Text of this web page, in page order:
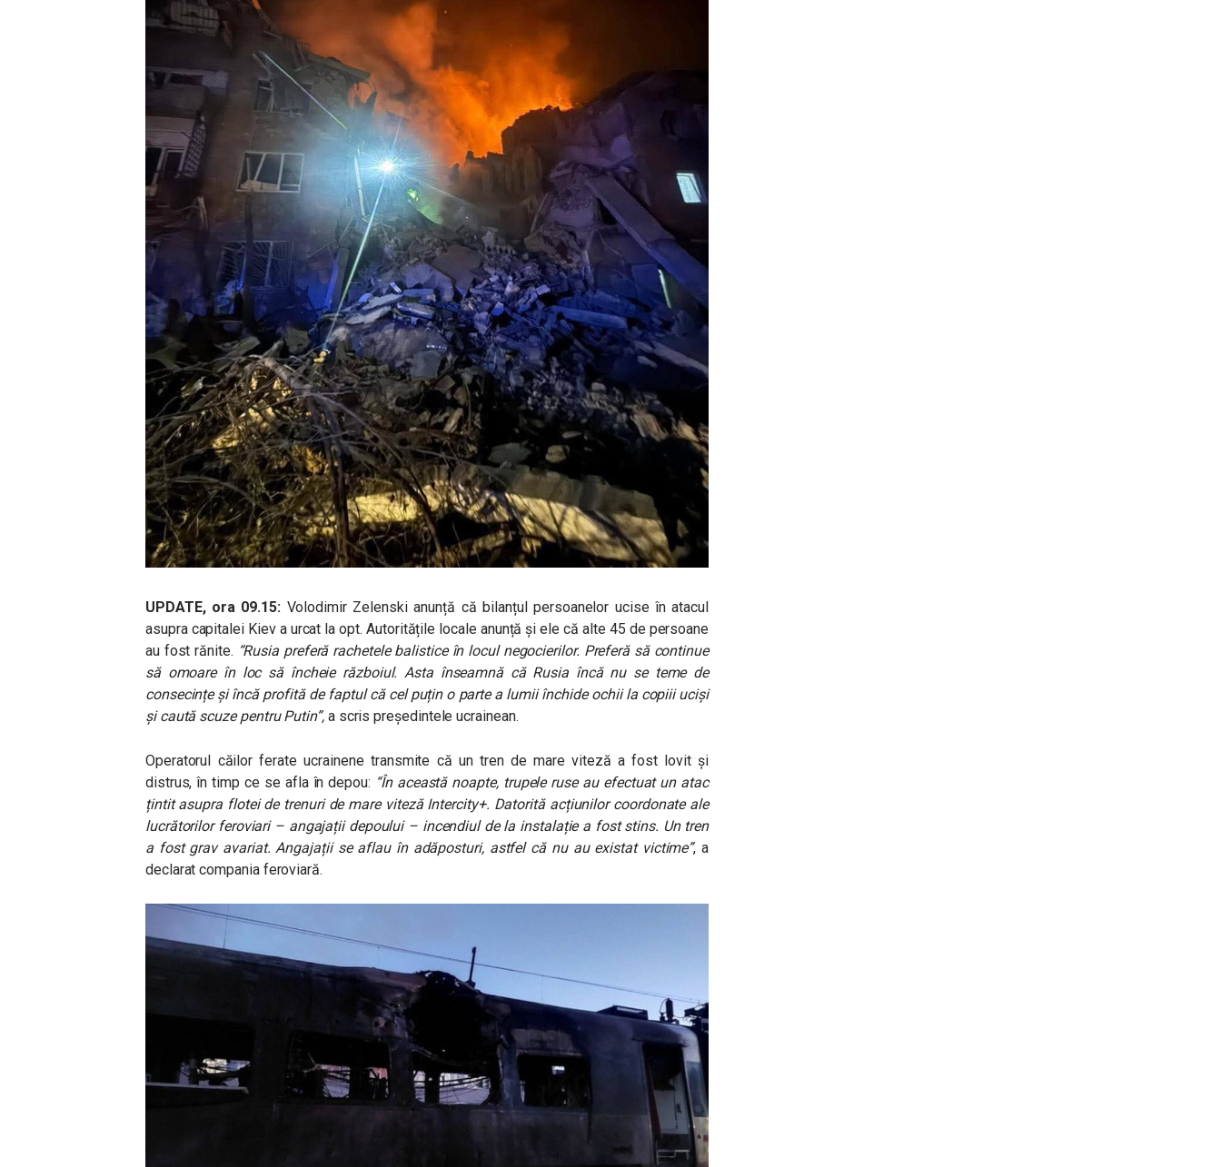
UPDATE, ora 09.15: Volodimir Zelenski anunță că bilanțul persoanelor ucise în atacul
asupra capitalei Kiev a urcat la opt. Autoritățile locale anunță și ele că alte 45 de persoane
au fost rănite. “Rusia preferă rachetele balistice în locul negocierilor. Preferă să continue
să omoare în loc să încheie războiul. Asta înseamnă că Rusia încă nu se teme de
consecințe și încă profită de faptul că cel puțin o parte a lumii închide ochii la copiii uciși
și caută scuze pentru Putin”,a scris președintele ucrainean.
Operatorul căilor ferate ucrainene transmite că un tren de mare viteză a fost lovit și
distrus, în timp ce se afla în depou: “În această noapte, trupele ruse au efectuat un atac
țintit asupra flotei de trenuri de mare viteză Intercity+. Datorită acțiunilor coordonate ale
lucrătorilor feroviari – angajații depoului – incendiul de la instalație a fost stins. Un tren
a fost grav avariat. Angajații se aflau în adăposturi, astfel că nu au existat victime”, a
declarat compania feroviară.